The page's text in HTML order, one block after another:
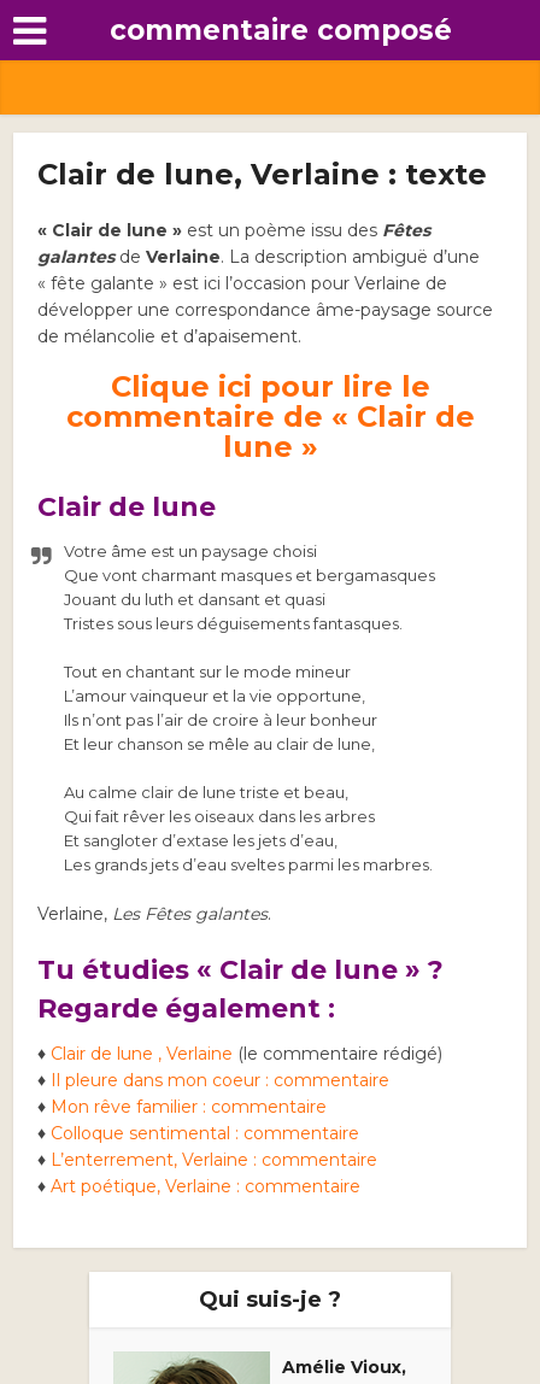
commentaire composé
Clair de lune, Verlaine : texte
« Clair de lune » est un poème issu des Fêtes
galantesdeVerlaine. La description ambiguë d’une
« fête galante » est ici l’occasion pour Verlaine de
développer une correspondance âme-paysage source
de mélancolie et d’apaisement.
Clique ici pour lire le
commentaire de « Clair de
lune »
Clair de lune
Votre âme est un paysage choisi
Que vont charmant masques et bergamasques
Jouant du luth et dansant et quasi
Tristes sous leurs déguisements fantasques.
Tout en chantant sur le mode mineur
L’amour vainqueur et la vie opportune,
Ils n’ont pas l’air de croire à leur bonheur
Et leur chanson se mêle au clair de lune,
Au calme clair de lune triste et beau,
Qui fait rêver les oiseaux dans les arbres
Et sangloter d’extase les jets d’eau,
Les grands jets d’eau sveltes parmi les marbres.
Verlaine, Les Fêtes galantes.
Tu étudies « Clair de lune » ?
Regarde également :
♦ Clair de lune , Verlaine (le commentaire rédigé)
♦ Il pleure dans mon coeur : commentaire
♦ Mon rêve familier : commentaire
♦ Colloque sentimental : commentaire
♦ L’enterrement, Verlaine : commentaire
♦Art poétique, Verlaine : commentaire
Qui suis-je ?
Amélie Vioux,